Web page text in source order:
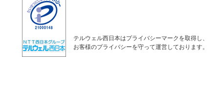
テルウェル西日本はプライバシーマークを取得し、
お客様のプライバシーを守って運営しております。